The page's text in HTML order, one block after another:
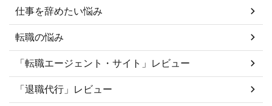
仕事を辞めたい悩み
転職の悩み
「転職エージェント・サイト」レビュー
「退職代行」レビュー